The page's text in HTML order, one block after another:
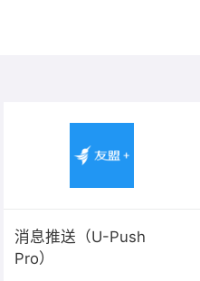
业教育的会员系统(CRM)
通话双方的隐私信息
消息推送（U-Push
Pro）